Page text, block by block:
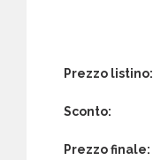
Prezzo listino:
Sconto:
Prezzo finale: